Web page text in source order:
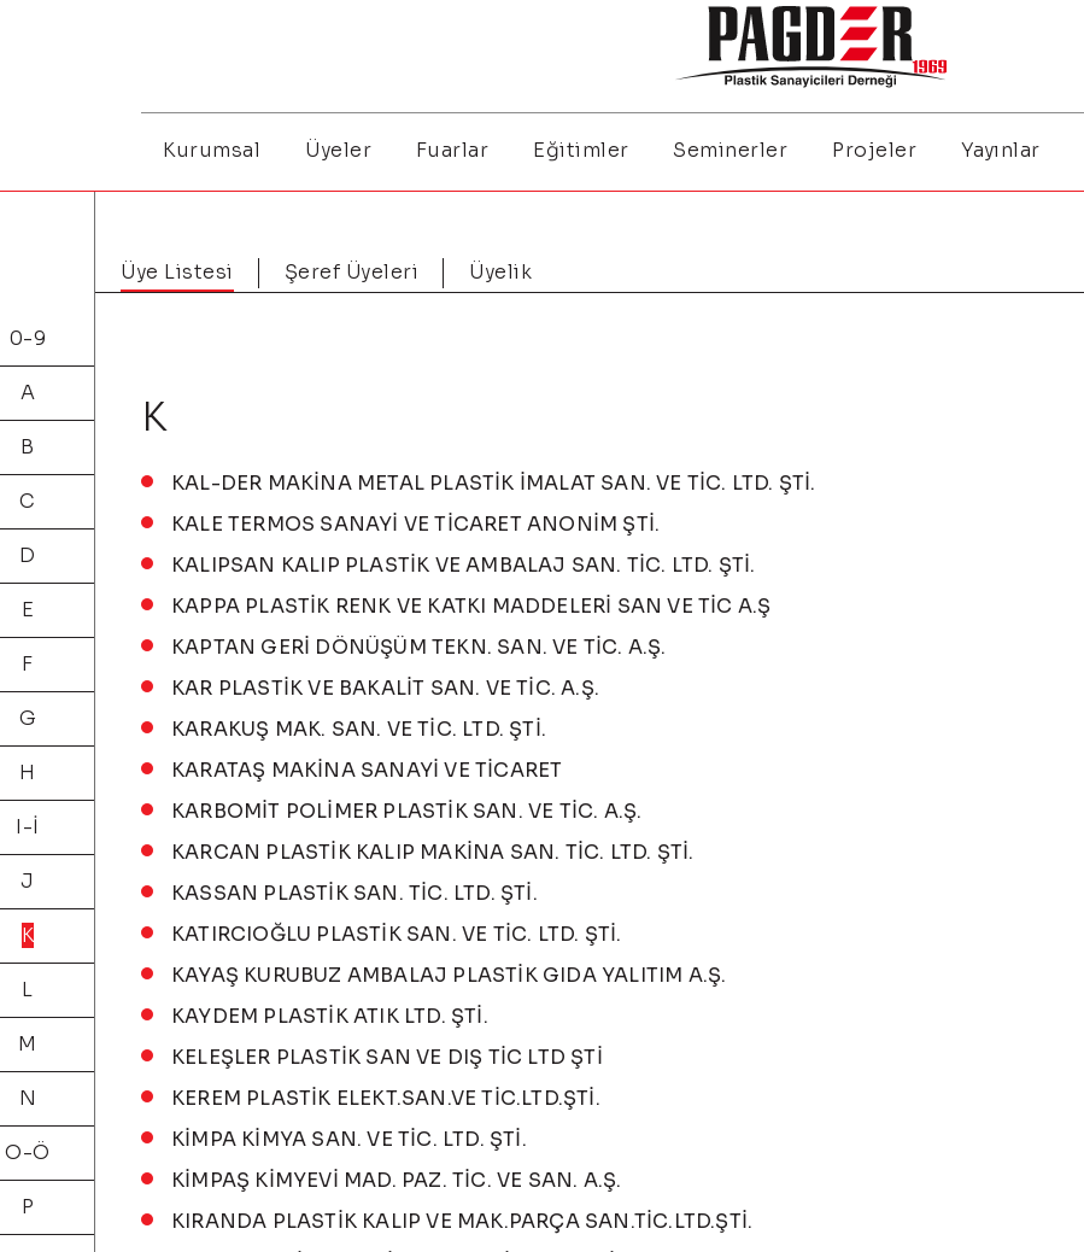
Kurumsal Üyeler Fuarlar Eğitimler Seminerler Projeler Yayınlar
0-9
A
B
C
D
E
F
G
H
I-İ
J
K
L
M
N
O-Ö
P
Üye Listesi Şeref Üyeleri Üyelik
K
KAL-DER MAKİNA METAL PLASTİK İMALAT SAN. VE TİC. LTD. ŞTİ.
KALE TERMOS SANAYİ VE TİCARET ANONİM ŞTİ.
KALIPSAN KALIP PLASTİK VE AMBALAJ SAN. TİC. LTD. ŞTİ.
KAPPA PLASTİK RENK VE KATKI MADDELERİ SAN VE TİC A.Ş
KAPTAN GERİ DÖNÜŞÜM TEKN. SAN. VE TİC. A.Ş.
KAR PLASTİK VE BAKALİT SAN. VE TİC. A.Ş.
KARAKUŞ MAK. SAN. VE TİC. LTD. ŞTİ.
KARATAŞ MAKİNA SANAYİ VE TİCARET
KARBOMİT POLİMER PLASTİK SAN. VE TİC. A.Ş.
KARCAN PLASTİK KALIP MAKİNA SAN. TİC. LTD. ŞTİ.
KASSAN PLASTİK SAN. TİC. LTD. ŞTİ.
KATIRCIOĞLU PLASTİK SAN. VE TİC. LTD. ŞTİ.
KAYAŞ KURUBUZ AMBALAJ PLASTİK GIDA YALITIM A.Ş.
KAYDEM PLASTİK ATIK LTD. ŞTİ.
KELEŞLER PLASTİK SAN VE DIŞ TİC LTD ŞTİ
KEREM PLASTİK ELEKT.SAN.VE TİC.LTD.ŞTİ.
KİMPA KİMYA SAN. VE TİC. LTD. ŞTİ.
KİMPAŞ KİMYEVİ MAD. PAZ. TİC. VE SAN. A.Ş.
KIRANDA PLASTİK KALIP VE MAK.PARÇA SAN.TİC.LTD.ŞTİ.